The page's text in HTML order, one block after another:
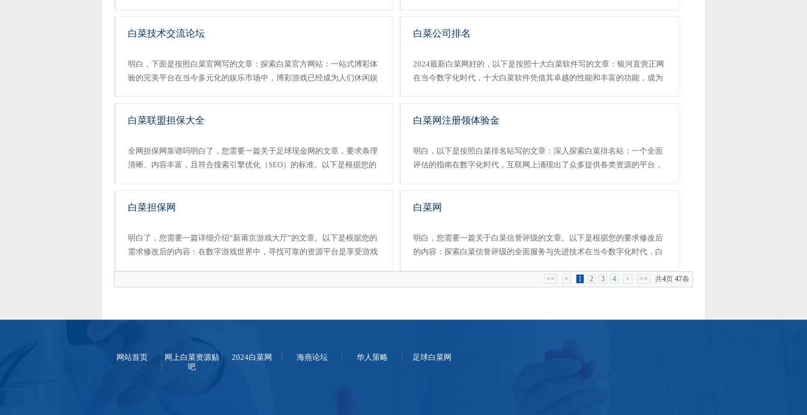
白菜技术交流论坛
明白，下面是按照白菜官网写的文章：探索白菜官方网站：一站式博彩体
验的完美平台在当今多元化的娱乐市场中，博彩游戏已经成为人们休闲娱
白菜公司排名
2024最新白菜网好的，以下是按照十大白菜软件写的文章：银河直营正网
在当今数字化时代，十大白菜软件凭借其卓越的性能和丰富的功能，成为
白菜联盟担保大全
全网担保网靠谱吗明白了，您需要一篇关于足球现金网的文章，要求条理
清晰、内容丰富，且符合搜索引擎优化（SEO）的标准。以下是根据您的
白菜网注册领体验金
明白，以下是按照白菜排名站写的文章：深入探索白菜排名站：一个全面
评估的指南在数字化时代，互联网上涌现出了众多提供各类资源的平台，
白菜担保网
明白了，您需要一篇详细介绍“新莆京游戏大厅”的文章。以下是根据您的
需求修改后的内容：在数字游戏世界中，寻找可靠的资源平台是享受游戏
白菜网
明白，您需要一篇关于白菜信誉评级的文章。以下是根据您的要求修改后
的内容：探索白菜信誉评级的全面服务与先进技术在当今数字化时代，白
平台中的佼佼者。本文将详细介绍白菜信誉评级的多元化服务、技......
<< < 1 2 3 4 > >> 共4页 47条
网站首页
网上白菜资源贴
吧
2024白菜网 海燕论坛 华人策略 足球白菜网